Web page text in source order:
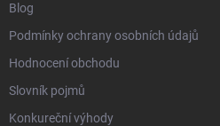
Blog
Podmínky ochrany osobních údajů
Hodnocení obchodu
Slovník pojmů
Konkureční výhody